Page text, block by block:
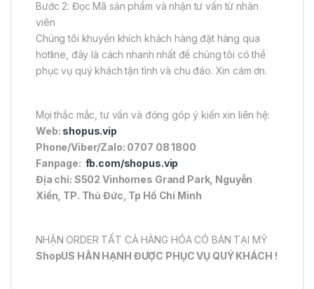
Bước 2: Đọc Mã sản phẩm và nhận tư vấn từ nhân
viên
Chúng tôi khuyến khích khách hàng đặt hàng qua
hotline, đây là cách nhanh nhất để chúng tôi có thể
phục vụ quý khách tận tình và chu đáo. Xin cám ơn.
Mọi thắc mắc, tư vấn và đóng góp ý kiến xin liên hệ:
Web: shopus.vip
Phone/Viber/Zalo: 0707 08 1800
Fanpage: fb.com/shopus.vip
Địa chỉ: S502 Vinhomes Grand Park, Nguyễn
Xiển, TP. Thủ Đức, Tp Hồ Chí Minh
NHẬN ORDER TẤT CẢ HÀNG HÓA CÓ BÁN TẠI MỸ
ShopUS HÂN HẠNH ĐƯỢC PHỤC VỤ QUÝ KHÁCH !